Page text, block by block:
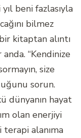
beni fazlasıyla
bilmez
kitaptan alıntı
“Kendinize
size
sorun.
dünyanın hayat
olan enerjiyi
alanıma